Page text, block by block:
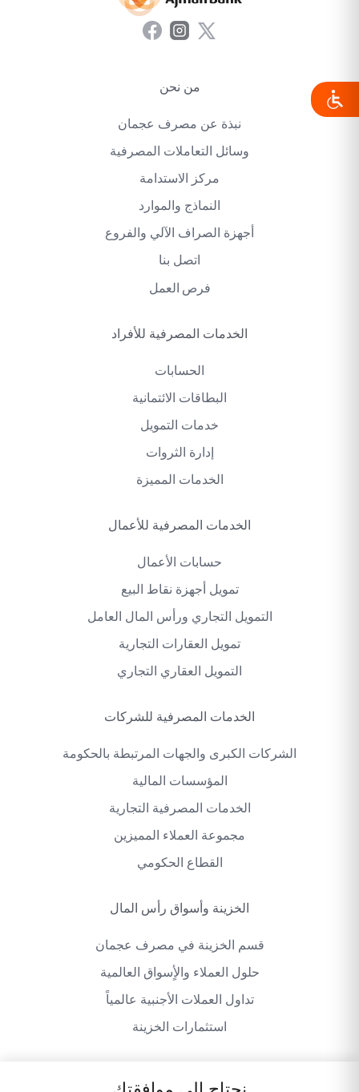
من نحن
نبذة عن مصرف عجمان
وسائل التعاملات المصرفية
مركز الاستدامة
النماذج والموارد
أجهزة الصراف الآلي والفروع
اتصل بنا
فرص العمل
الخدمات المصرفية للأفراد
الحسابات
البطاقات الائتمانية
خدمات التمويل
إدارة الثروات
الخدمات المميزة
الخدمات المصرفية للأعمال
حسابات الأعمال
تمويل أجهزة نقاط البيع
التمويل التجاري ورأس المال العامل
تمويل العقارات التجارية
التمويل العقاري التجاري
الخدمات المصرفية للشركات
الشركات الكبرى والجهات المرتبطة بالحكومة
المؤسسات المالية
الخدمات المصرفية التجارية
مجموعة العملاء المميزين
القطاع الحكومي
الخزينة وأسواق رأس المال
قسم الخزينة في مصرف عجمان
حلول العملاء والأٍسواق العالمية
تداول العملات الأجنبية عالمياً
استثمارات الخزينة
سياسة الخصوصية